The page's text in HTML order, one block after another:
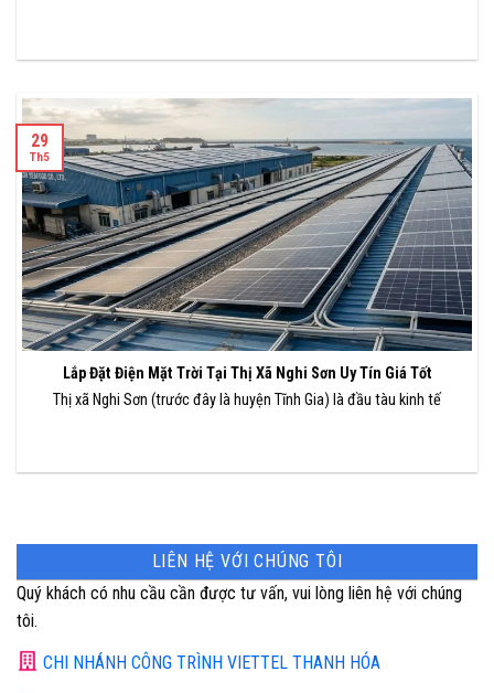
Lắp Đặt Điện Mặt Trời Tại Thị Xã Nghi Sơn Uy Tín Giá Tốt
Thị xã Nghi Sơn (trước đây là huyện Tĩnh Gia) là đầu tàu kinh tế
29
Th5
LIÊN HỆ VỚI CHÚNG TÔI
Quý khách có nhu cầu cần được tư vấn, vui lòng liên hệ với chúng
tôi.
CHI NHÁNH CÔNG TRÌNH VIETTEL THANH HÓA